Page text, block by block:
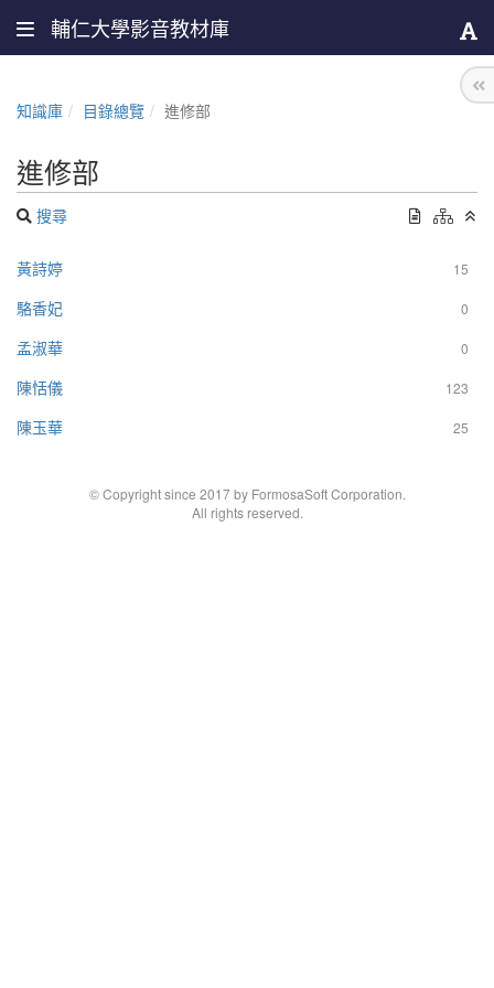
輔仁大學影音教材庫
知識庫 目錄總覽 進修部
進修部
搜尋
15
黃詩婷
0
駱香妃
0
孟淑華
123
陳恬儀
25
陳玉華
© Copyright since 2017 by FormosaSoft Corporation.
All rights reserved.